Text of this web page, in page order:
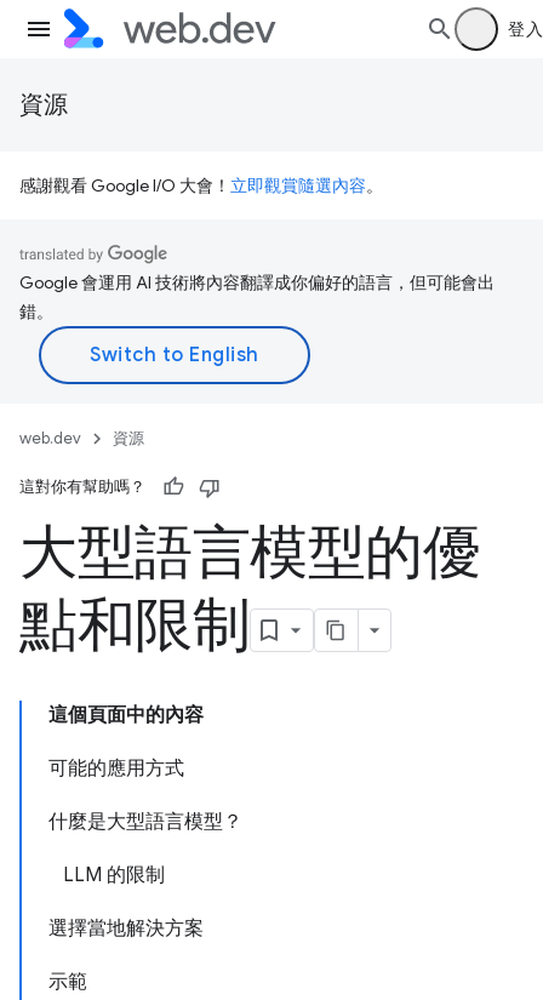
登入
資源
感謝觀看 Google I/O 大會！ 立即觀賞隨選內容。
Google 會運用 AI 技術將內容翻譯成你偏好的語言，但可能會出
錯。
web.dev 資源
這對你有幫助嗎？
大型語言模型的優
點和限制
這個頁面中的內容
可能的應用方式
什麼是大型語言模型？
LLM 的限制
選擇當地解決方案
示範